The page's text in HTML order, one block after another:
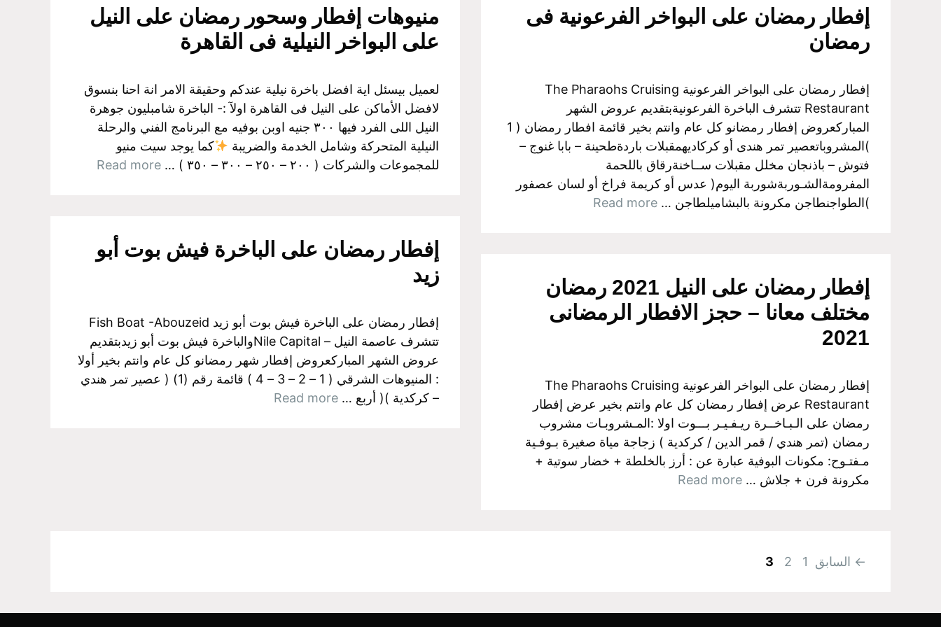
منيوهات إفطار وسحور رمضان على النيل
على البواخر النيلية فى القاهرة
لعميل بيسئل اية افضل باخرة نيلية عندكم وحقيقة الامر انة احنا بنسوق
لافضل الأماكن على النيل فى القاهرة اولآ :- الباخرة شامبليون جوهرة
النيل اللى الفرد فيها ٣٠٠ جنيه اوبن بوفيه مع البرنامج الفني والرحلة
النيلية المتحركة وشامل الخدمة والضريبة
كما يوجد سيت منيو
للمجموعات والشركات ( ٢٠٠ – ٢٥٠ – ٣٠٠ – ٣٥٠ ) …
Read more
إفطار رمضان على البواخر الفرعونية فى
رمضان
إفطار رمضان على البواخر الفرعونية The Pharaohs Cruising
Restaurant تتشرف الباخرة الفرعونيةبتقديم عروض الشهر
المباركعروض إفطار رمضانو كل عام وانتم بخير قائمة افطار رمضان ( 1
)المشروباتعصير تمر هندى أو كركاديهمقبلات باردةطحينة – بابا غنوج –
فتوش – باذنجان مخلل مقبلات ســاخنةرقاق باللحمة
المفرومةالشـوربةشوربة اليوم( عدس أو كريمة فراخ أو لسان عصفور
)الطواجنطاجن مكرونة بالبشاميلطاجن … Read more
إفطار رمضان على الباخرة فيش بوت أبو
زيد
إفطار رمضان على الباخرة فيش بوت أبو زيد Fish Boat -Abouzeid
تتشرف عاصمة النيل – Nile Capitalوالباخرة فيش بوت أبو زيدبتقديم
عروض الشهر المباركعروض إفطار شهر رمضانو كل عام وانتم بخير أولا
: المنيوهات الشرقي ( 1 – 2 – 3 – 4 ) قائمة رقم (1) ( عصير تمر هندي
– كركدية )( أربع … Read more
إفطار رمضان على النيل 2021 رمضان
مختلف معانا – حجز الافطار الرمضانى
2021
إفطار رمضان على البواخر الفرعونية The Pharaohs Cruising
Restaurant عرض إفطار رمضان كل عام وانتم بخير عرض إفطار
رمضان على الـبـاخــرة ريـفـيـر بـــوت اولا :المـشروبـات مشروب
رمضان (تمر هندي / قمر الدين / كركدية ) زجاجة مياة صغيرة بـوفـية
مـفتـوح: مكونات البوفية عبارة عن : أرز بالخلطة + خضار سوتية +
مكرونة فرن + جلاش … Read more
← السابق Page
1
Page
2
Page
3